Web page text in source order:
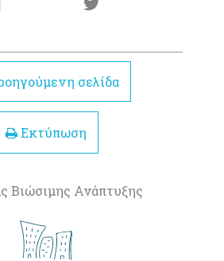
σελίδα
Εκτύπωση
Βιώσιμης Ανάπτυξης